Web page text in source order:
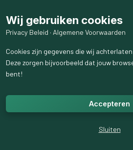
Wij gebruiken cookies
Privacy Beleid · Algemene Voorwaarden
Cookies zijn gegevens die wij
Deze zorgen bijvoorbeeld dat jouw
bent!
Accepteren
Sluiten